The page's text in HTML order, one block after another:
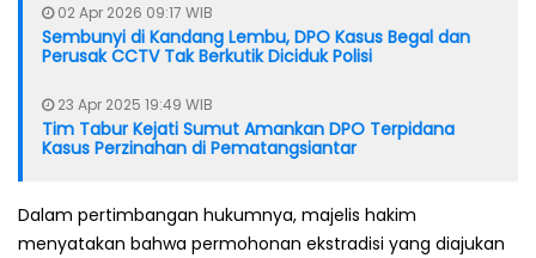
02 Apr 2026 09:17 WIB
Sembunyi di Kandang Lembu, DPO Kasus Begal dan
Perusak CCTV Tak Berkutik Diciduk Polisi
23 Apr 2025 19:49 WIB
Tim Tabur Kejati Sumut Amankan DPO Terpidana
Kasus Perzinahan di Pematangsiantar
Dalam pertimbangan hukumnya, majelis hakim
menyatakan bahwa permohonan ekstradisi yang diajukan